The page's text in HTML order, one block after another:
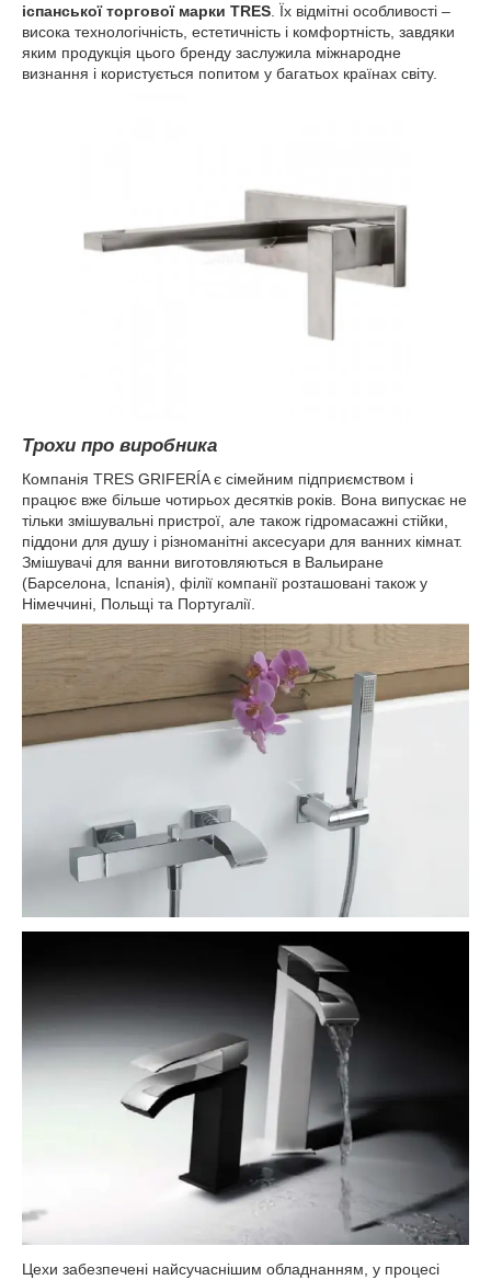
іспанської торгової марки TRES . Їх відмітні особливості –
висока технологічність, естетичність і комфортність, завдяки
яким продукція цього бренду заслужила міжнародне
визнання і користується попитом у багатьох країнах світу.
Трохи про виробника
Компанія TRES GRIFERÍA є сімейним підприємством і
працює вже більше чотирьох десятків років. Вона випускає не
тільки змішувальні пристрої, але також гідромасажні стійки,
піддони для душу і різноманітні аксесуари для ванних кімнат.
Змішувачі для ванни виготовляються в Вальиране
(Барселона, Іспанія), філії компанії розташовані також у
Німеччині, Польщі та Португалії.
Цехи забезпечені найсучаснішим обладнанням, у процесі